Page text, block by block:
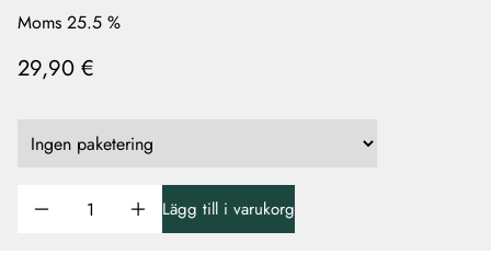
Moms 25.5 %
29,90 €
Lägg till i varukorg